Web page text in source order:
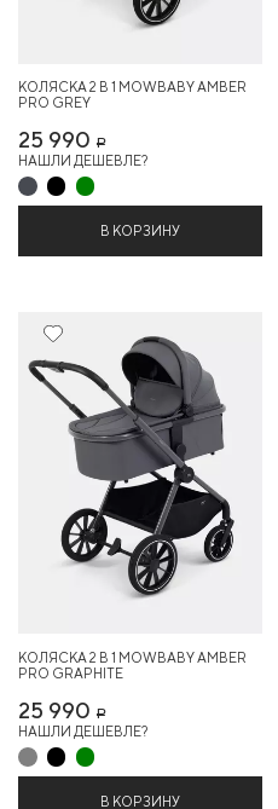
КОЛЯСКА 2 В 1 MOWBABY AMBER
PRO GREY
25 990 Р
НАШЛИ ДЕШЕВЛЕ?
В КОРЗИНУ
Новинка
КОЛЯСКА 2 В 1 MOWBABY AMBER
PRO GRAPHITE
25 990 Р
НАШЛИ ДЕШЕВЛЕ?
В КОРЗИНУ